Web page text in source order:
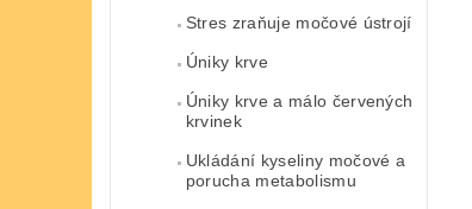
Stres zraňuje močové ústrojí
Úniky krve
Úniky krve a málo červených
krvinek
Ukládání kyseliny močové a
porucha metabolismu